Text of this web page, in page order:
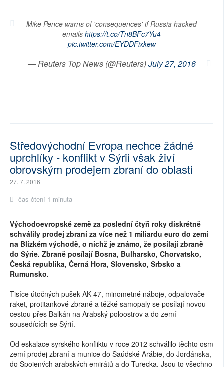
Mike Pence warns of 'consequences' if Russia hacked
emails https://t.co/Tn8BFc7Yu4
pic.twitter.com/EYDDFixkew
— Reuters Top News (@Reuters)July 27, 2016
Středovýchodní Evropa nechce žádné
uprchlíky - konflikt v Sýrii však živí
obrovským prodejem zbraní do oblasti
27. 7. 2016
čas čtení 1 minuta
Východoevropské země za poslední čtyři roky diskrétně
schválily prodej zbraní za více než 1 miliardu euro do zemí
na Blízkém východě, o nichž je známo, že posílají zbraně
do Sýrie. Zbraně posílají Bosna, Bulharsko, Chorvatsko,
Česká republika, Černá Hora, Slovensko, Srbsko a
Rumunsko.
Tisíce útočných pušek AK 47, minometné náboje, odpalovače
raket, protitankové zbraně a těžké samopaly se posílají novou
cestou přes Balkán na Arabský poloostrov a do zemí
sousedících se Sýrií.
Od eskalace syrského konfliktu v roce 2012 schválilo těchto osm
zemí prodej zbraní a munice do Saúdské Arábie, do Jordánska,
do Spojených arabských emirátů a do Turecka. Jsou to všechno